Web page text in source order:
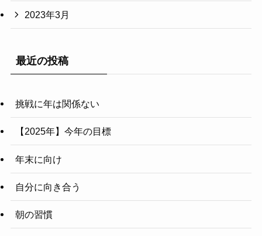
2023年3月
最近の投稿
挑戦に年は関係ない
【2025年】今年の目標
年末に向け
自分に向き合う
朝の習慣